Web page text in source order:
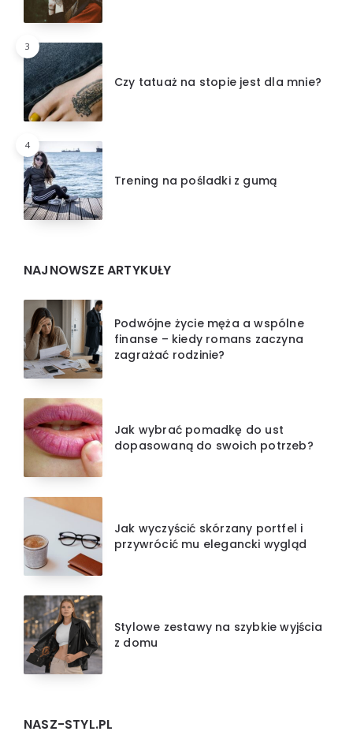
3
Czy tatuaż na stopie jest dla mnie?
4
Trening na pośladki z gumą
NAJNOWSZE ARTYKUŁY
Podwójne życie męża a wspólne
finanse – kiedy romans zaczyna
zagrażać rodzinie?
Jak wybrać pomadkę do ust
dopasowaną do swoich potrzeb?
Jak wyczyścić skórzany portfel i
przywrócić mu elegancki wygląd
Stylowe zestawy na szybkie wyjścia
z domu
NASZ-STYL.PL